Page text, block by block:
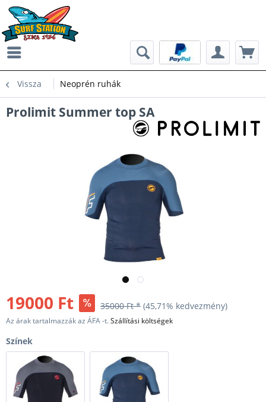
Vissza Neoprén ruhák
Prolimit Summer top SA
19000 Ft 35000 Ft * (45,71% kedvezmény)
Az árak tartalmazzák az ÁFA -t.Szállítási költségek
Színek